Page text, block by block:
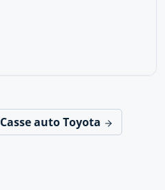
Casse auto Toyota